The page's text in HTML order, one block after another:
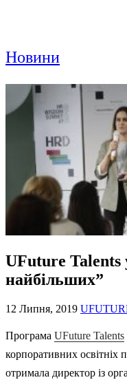
Новини
UFuture
найбільших”
12 Липня, 2019
Програма UFuture Talents
корпоративних освітніх
отримала директор із